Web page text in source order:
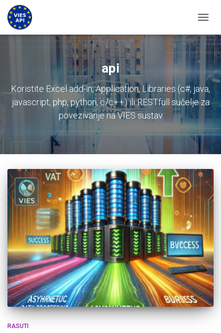
api
Koristite Excel add-in, Application, Libraries (c#, java,
javascript, php, python, c/c++) ili RESTfull sučelje za
povezivanje na VIES sustav
RASUTI